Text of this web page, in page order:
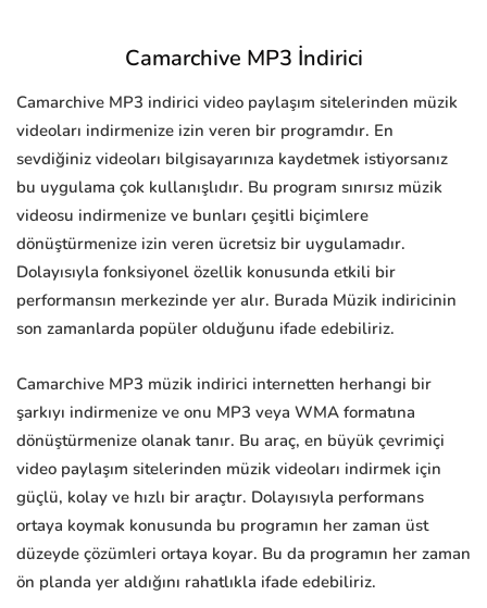
Camarchive MP3 İndirici
Camarchive MP3 indirici video paylaşım sitelerinden müzik
videoları indirmenize izin veren bir programdır. En
sevdiğiniz videoları bilgisayarınıza kaydetmek istiyorsanız
bu uygulama çok kullanışlıdır. Bu program sınırsız müzik
videosu indirmenize ve bunları çeşitli biçimlere
dönüştürmenize izin veren ücretsiz bir uygulamadır.
Dolayısıyla fonksiyonel özellik konusunda etkili bir
performansın merkezinde yer alır. Burada Müzik indiricinin
son zamanlarda popüler olduğunu ifade edebiliriz.
Camarchive MP3 müzik indirici internetten herhangi bir
şarkıyı indirmenize ve onu MP3 veya WMA formatına
dönüştürmenize olanak tanır. Bu araç, en büyük çevrimiçi
video paylaşım sitelerinden müzik videoları indirmek için
güçlü, kolay ve hızlı bir araçtır. Dolayısıyla performans
ortaya koymak konusunda bu programın her zaman üst
düzeyde çözümleri ortaya koyar. Bu da programın her zaman
ön planda yer aldığını rahatlıkla ifade edebiliriz.